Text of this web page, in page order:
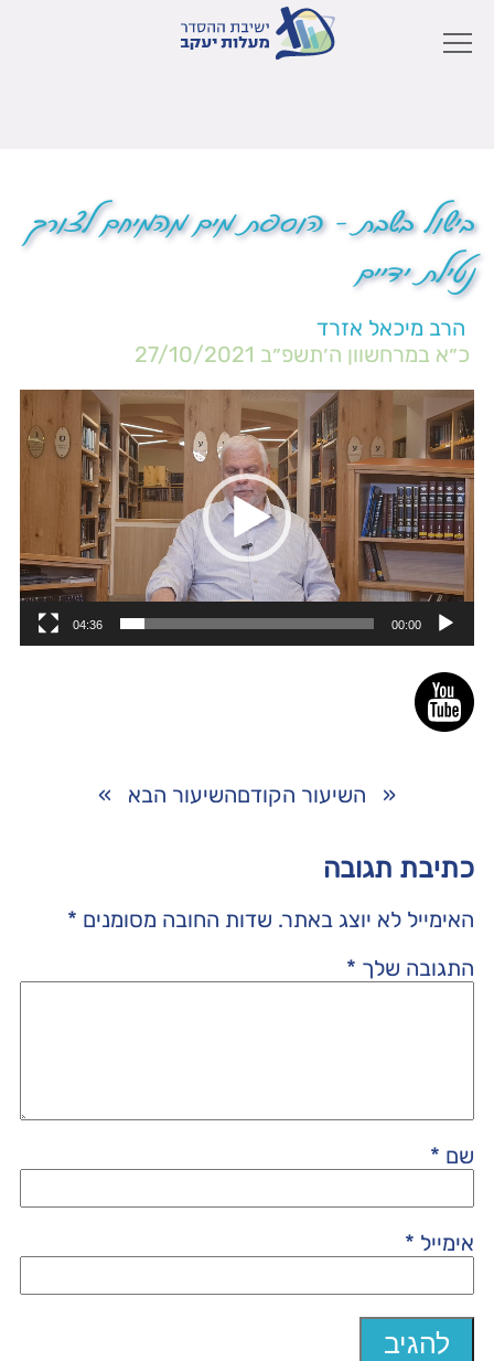
בישול בשבת – הוספת מים מהמיחם לצורך
נטילת ידיים
הרב מיכאל אזרד
כ״א במרחשוון ה׳תשפ״ב 27/10/2021
נגן
וידאו
00:00
04:36
« השיעור הקודםהשיעור הבא »
כתיבת תגובה
האימייל לא יוצג באתר. שדות החובה מסומנים *
התגובה שלך *
שם *
אימייל *